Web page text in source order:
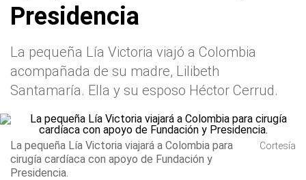
Presidencia
La pequeña Lía Victoria viajó a Colombia
acompañada de su madre, Lilibeth
Santamaría. Ella y su esposo Héctor Cerrud.
La pequeña Lía Victoria viajará a Colombia para
cirugía cardíaca con apoyo de Fundación y
Presidencia.
Cortesía